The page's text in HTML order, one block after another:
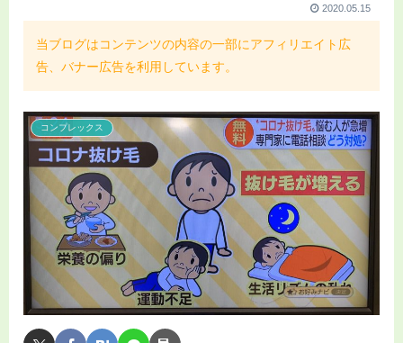
2020.05.15
当ブログはコンテンツの内容の一部にアフィリエイト広
告、バナー広告を利用しています。
コンプレックス